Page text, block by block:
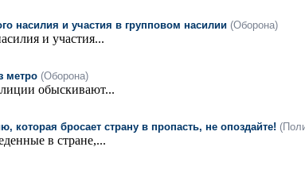
насилия и участия в групповом насилии (Оборона)
и участия...
метро (Оборона)
обыскивают...
бросает страну в пропасть, не опоздайте!
в стране,...